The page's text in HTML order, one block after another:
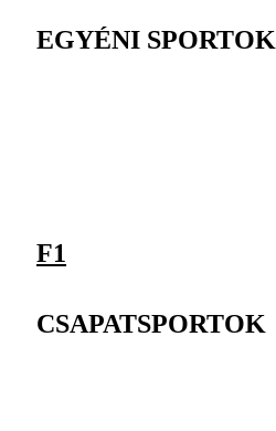
EGYÉNI SPORTOK
F1
CSAPATSPORTOK